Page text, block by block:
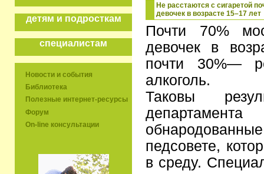
детям и подросткам
специалистам
Новости и события
Библиотека
Полезные интернет-ресурсы
Форум
On-line консультации
Не расстаются с сигаретой
девочек в возрасте 15–17 лет
Почти 70%
девочек в
почти 30%—
алкоголь.
Таковы
педсовете,
в среду.